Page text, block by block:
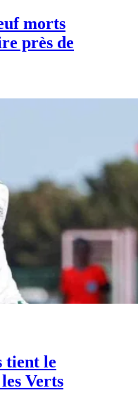
morts
près de
tient le
Verts